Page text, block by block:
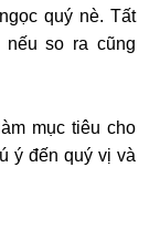
quý nè. Tất
so ra cũng
mục tiêu cho
ý đến quý vị và